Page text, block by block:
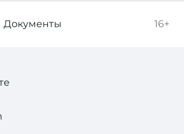
16+
Документы